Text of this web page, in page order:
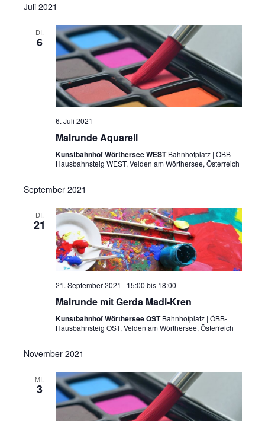
Juli 2021
DI.
6
6. Juli 2021
Malrunde Aquarell
Kunstbahnhof Wörthersee WESTBahnhofplatz | ÖBB-
Hausbahnsteig WEST, Velden am Wörthersee, Österreich
September 2021
DI.
21
21. September 2021 | 15:00 bis 18:00
Malrunde mit Gerda Madl-Kren
Kunstbahnhof Wörthersee OSTBahnhofplatz | ÖBB-
Hausbahnsteig OST, Velden am Wörthersee, Österreich
November 2021
MI.
3